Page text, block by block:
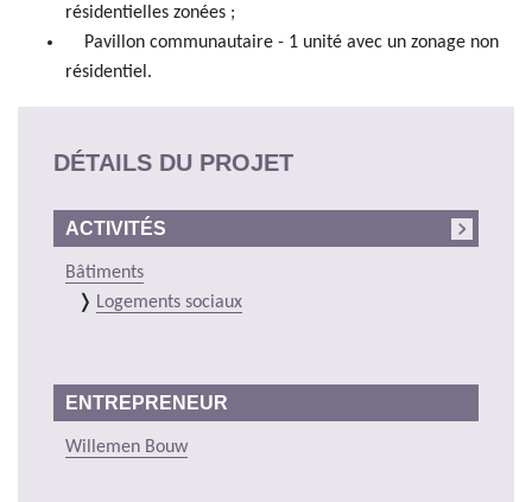
résidentielles zonées ;
Pavillon communautaire - 1 unité avec un zonage non
résidentiel.
DÉTAILS DU PROJET
ACTIVITÉS
Bâtiments
Logements sociaux
ENTREPRENEUR
Willemen Bouw